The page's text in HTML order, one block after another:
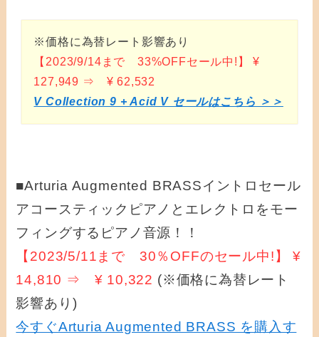
※価格に為替レート影響あり
【2023/9/14まで 33%OFFセール中!】 ¥
127,949 ⇒ ¥ 62,532
V Collection 9 + Acid V セールはこちら ＞＞
■Arturia Augmented BRASSイントロセール
アコースティックピアノとエレクトロをモー
フィングするピアノ音源！！
【2023/5/11まで 30％OFFのセール中!】 ¥
14,810 ⇒ ¥ 10,322 (※価格に為替レート
影響あり)
今すぐArturia Augmented BRASS を購入す